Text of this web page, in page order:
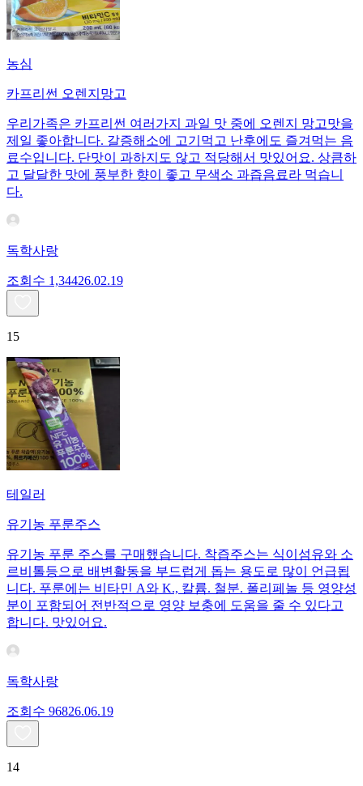
농심
카프리썬 오렌지망고
우리가족은 카프리썬 여러가지 과일 맛 중에 오렌지 망고맛을
제일 좋아합니다. 갈증해소에 고기먹고 난후에도 즐겨먹는 음
료수입니다. 단맛이 과하지도 않고 적당해서 맛있어요. 상큼하
고 달달한 맛에 풍부한 향이 좋고 무색소 과즙음료라 먹습니
다.
독학사랑
조회수 1,34426.02.19
15
테일러
유기농 푸룬주스
유기농 푸룬 주스를 구매했습니다. 착즙주스는 식이섬유와 소
르비톨등으로 배변활동을 부드럽게 돕는 용도로 많이 언급됩
니다. 푸룬에는 비타민 A와 K., 칼륨. 철분. 폴리페놀 등 영양성
분이 포함되어 전반적으로 영양 보충에 도움을 줄 수 있다고
합니다. 맛있어요.
독학사랑
조회수 96826.06.19
14